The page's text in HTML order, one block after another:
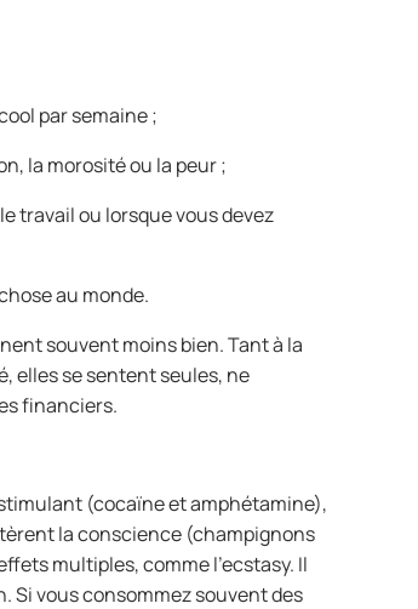
par semaine ;
la morosité ou la peur ;
travail ou lorsque vous devez
au monde.
souvent moins bien. Tant à la
elles se sentent seules, ne
financiers.
(cocaïne et amphétamine),
la conscience (champignons
multiples, comme l'ecstasy. Il
Si vous consommez souvent des